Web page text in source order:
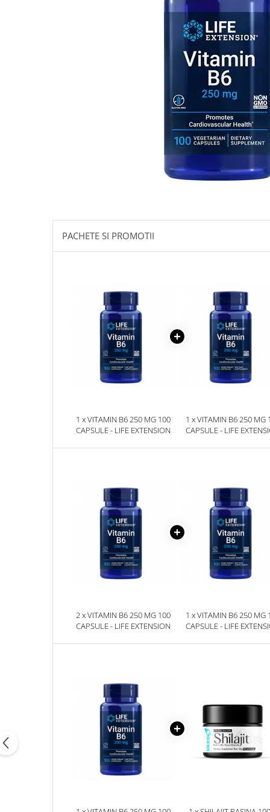
NOW Foods
PACHETE SI PROMOTII
1 x VITAMIN B6 250 MG 100
CAPSULE - LIFE EXTENSION
1 x VITAMIN B6 250 MG
CAPSULE - LIFE
2 x VITAMIN B6 250 MG 100
CAPSULE - LIFE EXTENSION
1 x VITAMIN B6 250 MG
CAPSULE - LIFE